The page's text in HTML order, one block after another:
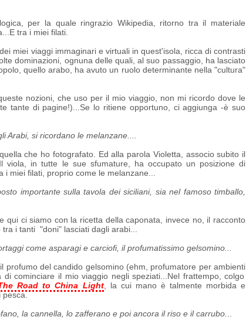
per la quale ringrazio Wikipedia, ritorno tra il materiale
tra i miei filati.
miei viaggi immaginari e virtuali in quest'isola, ricca di contrasti
dominazioni, ognuna delle quali, al suo passaggio, ha lasciato
quello arabo, ha avuto un ruolo determinante nella "cultura"
nozioni, che uso per il mio viaggio, non mi ricordo dove le
tante di pagine!)...Se lo ritiene opportuno, ci aggiunga -è suo
Arabi, si ricordano le melanzane....
quella che ho fotografato. Ed alla parola Violetta, associo subito il
Il viola, in tutte le sue sfumature, ha occupato un posizione di
miei filati, proprio come le melanzane...
importante sulla tavola dei siciliani, sia nel famoso timballo,
qui ci siamo con la ricetta della caponata, invece no, il racconto
i tanti "doni" lasciati dagli arabi...
come asparagi e carciofi, il profumatissimo gelsomino...
profumo del candido gelsomino (ehm, profumatore per ambienti
di cominciare il mio viaggio negli speziati...Nel frattempo, colgo
Road to China Light, la cui mano è talmente morbida e
pesca.
la cannella, lo zafferano e poi ancora il riso e il carrubo.